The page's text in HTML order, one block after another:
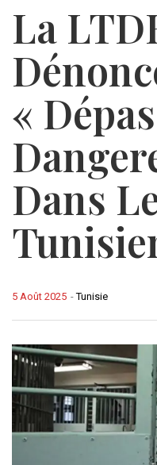
La
«
Dans
-Tunisie
5 Août 2025